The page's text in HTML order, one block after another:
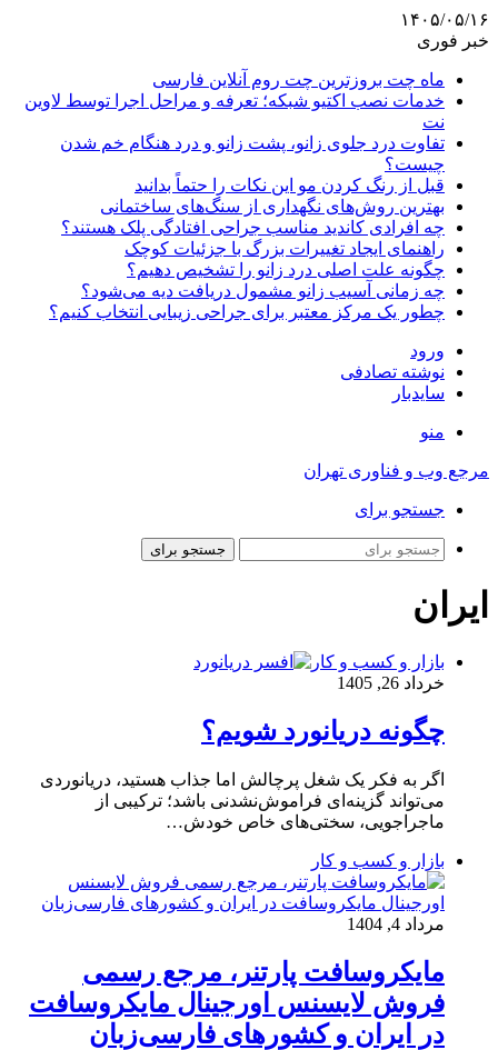
۱۴۰۵/۰۵/۱۶
خبر فوری
ماه چت بروزترین چت روم آنلاین فارسی
خدمات نصب اکتیو شبکه؛ تعرفه و مراحل اجرا توسط لاوین
نت
تفاوت درد جلوی زانو، پشت زانو و درد هنگام خم شدن
چیست؟
قبل از رنگ کردن مو این نکات را حتماً بدانید
بهترین روش‌های نگهداری از سنگ‌های ساختمانی
چه افرادی کاندید مناسب جراحی افتادگی پلک هستند؟
راهنمای ایجاد تغییرات بزرگ با جزئیات کوچک
چگونه علت اصلی درد زانو را تشخیص دهیم؟
چه زمانی آسیب زانو مشمول دریافت دیه می‌شود؟
چطور یک مرکز معتبر برای جراحی زیبایی انتخاب کنیم؟
ورود
نوشته تصادفی
سایدبار
منو
مرجع وب و فناوری تهران
جستجو برای
جستجو برای
ایران
بازار و کسب و کار
خرداد 26, 1405
چگونه دریانورد شویم؟
اگر به فکر یک شغل پرچالش اما جذاب هستید، دریانوردی
می‌تواند گزینه‌ای فراموش‌نشدنی باشد؛ ترکیبی از
ماجراجویی، سختی‌های خاص خودش…
بازار و کسب و کار
مرداد 4, 1404
مایکروسافت پارتنر، مرجع رسمی
فروش لایسنس اورجینال مایکروسافت
در ایران و کشورهای فارسی‌زبان